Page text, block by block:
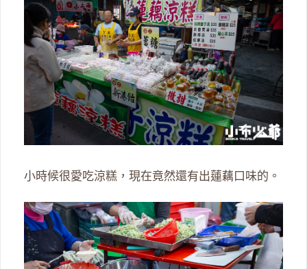
小時候很愛吃涼糕，現在竟然還有出蓮藕口味的。